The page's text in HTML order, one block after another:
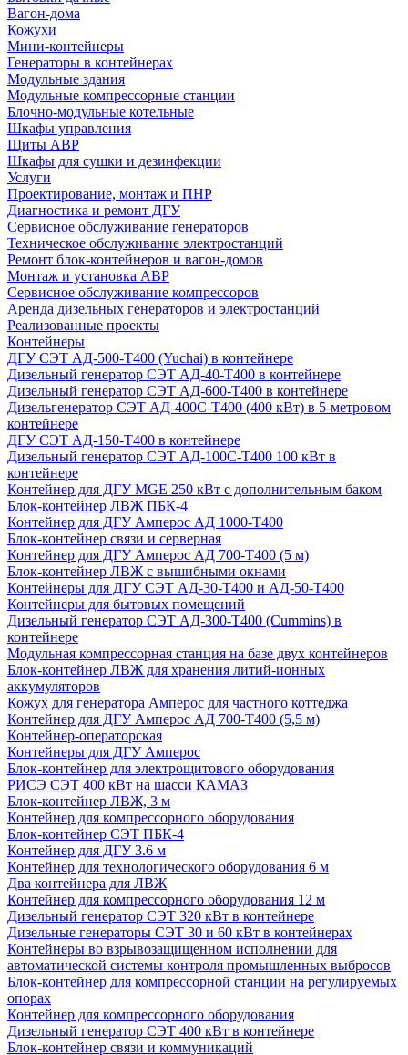
Вагон-дома
Кожухи
Мини-контейнеры
Генераторы в контейнерах
Модульные здания
Модульные компрессорные станции
Блочно-модульные котельные
Шкафы управления
Щиты АВР
Шкафы для сушки и дезинфекции
Услуги
Проектирование, монтаж и ПНР
Диагностика и ремонт ДГУ
Сервисное обслуживание генераторов
Техническое обслуживание электростанций
Ремонт блок-контейнеров и вагон-домов
Монтаж и установка АВР
Сервисное обслуживание компрессоров
Аренда дизельных генераторов и электростанций
Реализованные проекты
Контейнеры
ДГУ СЭТ АД-500-Т400 (Yuchai) в контейнере
Дизельный генератор СЭТ АД-40-Т400 в контейнере
Дизельный генератор СЭТ АД-600-Т400 в контейнере
Дизельгенератор СЭТ АД-400С-Т400 (400 кВт) в 5-метровом
контейнере
ДГУ СЭТ АД-150-Т400 в контейнере
Дизельный генератор СЭТ АД-100С-Т400 100 кВт в
контейнере
Контейнер для ДГУ MGE 250 кВт с дополнительным баком
Блок-контейнер ЛВЖ ПБК-4
Контейнер для ДГУ Амперос АД 1000-Т400
Блок-контейнер связи и серверная
Контейнер для ДГУ Амперос АД 700-Т400 (5 м)
Блок-контейнер ЛВЖ с вышибными окнами
Контейнеры для ДГУ СЭТ АД-30-Т400 и АД-50-Т400
Контейнеры для бытовых помещений
Дизельный генератор СЭТ АД-300-Т400 (Cummins) в
контейнере
Модульная компрессорная станция на базе двух контейнеров
Блок-контейнер ЛВЖ для хранения литий-ионных
аккумуляторов
Кожух для генератора Амперос для частного коттеджа
Контейнер для ДГУ Амперос АД 700-Т400 (5,5 м)
Контейнер-операторская
Контейнеры для ДГУ Амперос
Блок-контейнер для электрощитового оборудования
РИСЭ СЭТ 400 кВт на шасси КАМАЗ
Блок-контейнер ЛВЖ, 3 м
Контейнер для компрессорного оборудования
Блок-контейнер СЭТ ПБК-4
Контейнер для ДГУ 3.6 м
Контейнер для технологического оборудования 6 м
Два контейнера для ЛВЖ
Контейнер для компрессорного оборудования 12 м
Дизельный генератор СЭТ 320 кВт в контейнере
Дизельные генераторы СЭТ 30 и 60 кВт в контейнерах
Контейнеры во взрывозащищенном исполнении для
автоматической системы контроля промышленных выбросов
Блок-контейнер для компрессорной станции на регулируемых
опорах
Контейнер для компрессорного оборудования
Дизельный генератор СЭТ 400 кВт в контейнере
Блок-контейнер связи и коммуникаций